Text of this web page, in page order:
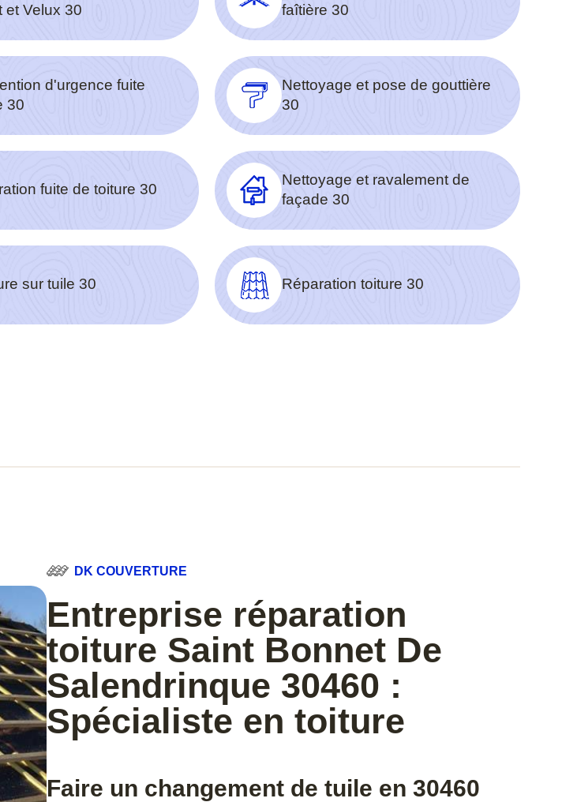
et Velux 30
faîtière 30
d'urgence fuite
30
Nettoyage et pose de gouttière
30
fuite de toiture 30
Nettoyage et ravalement de
façade 30
sur tuile 30 Réparation toiture 30
DK COUVERTURE
Entreprise réparation
toiture Saint Bonnet De
Salendrinque 30460 :
Spécialiste en toiture
Faire un changement de tuile en 30460